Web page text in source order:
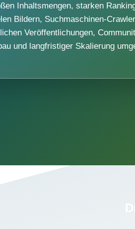
Inhaltsmengen, starken
Bildern, Suchmaschinen-
Veröffentlichungen,
und langfristiger Skalierung